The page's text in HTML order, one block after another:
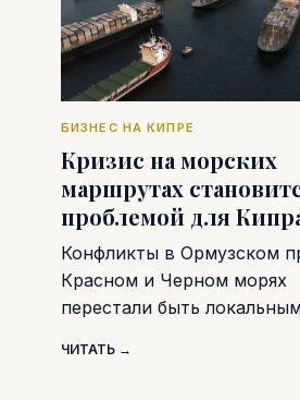
БИЗНЕС НА КИПРЕ
Кризис на морских
маршрутах
проблемой для
Конфликты в Ормузском
Красном и Черном морях
перестали быть
ЧИТАТЬ →